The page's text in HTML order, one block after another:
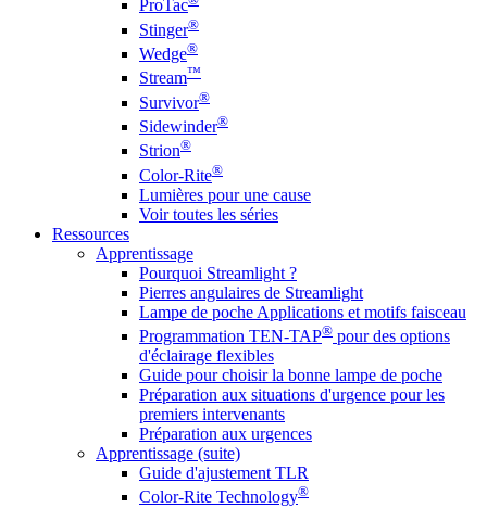
ProTac
Stinger®
Wedge®
Stream™
Survivor®
Sidewinder®
Strion®
Color-Rite®
Lumières pour une cause
Voir toutes les séries
Ressources
Apprentissage
Pourquoi Streamlight ?
Pierres angulaires de Streamlight
Lampe de poche Applications et motifs faisceau
Programmation TEN-TAP® pour des options
d'éclairage flexibles
Guide pour choisir la bonne lampe de poche
Préparation aux situations d'urgence pour les
premiers intervenants
Préparation aux urgences
Apprentissage (suite)
Guide d'ajustement TLR
Color-Rite Technology®